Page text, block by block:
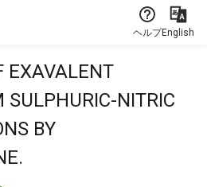
ヘルプEnglish
EXAVALENT
SULPHURIC-NITRIC
BY